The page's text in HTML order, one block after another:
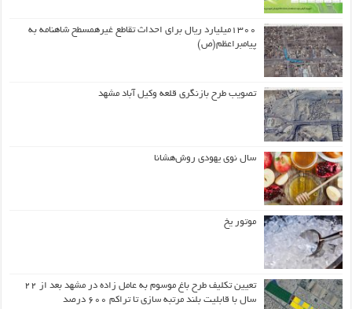
۱۳۰۰میلیارد ریال برای احداث تقاطع غیرهمسطح شاهنامه به
پیامبراعظم(ص)
تصویب طرح بازنگری قلعه وکیل آباد مشهد
سال نوی یهودی روش‌هشانا
موتور یخ
تعیین تکلیف طرح باغ موسوم به عامل زاده در مشهد بعد از ۲۲
سال با قابلیت بلند مرتبه سازی تا تراکم ۶۰۰ درصد